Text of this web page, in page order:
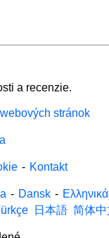
a recenzie.
stránok
- Kontakt
- Dansk - Ελληνικά
日本語 简体中